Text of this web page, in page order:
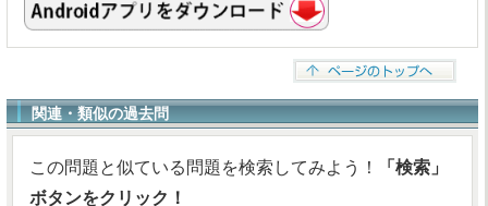
関連・類似の過去問
この問題と似ている問題を検索してみよう！
「検索」
ボタンをクリック！